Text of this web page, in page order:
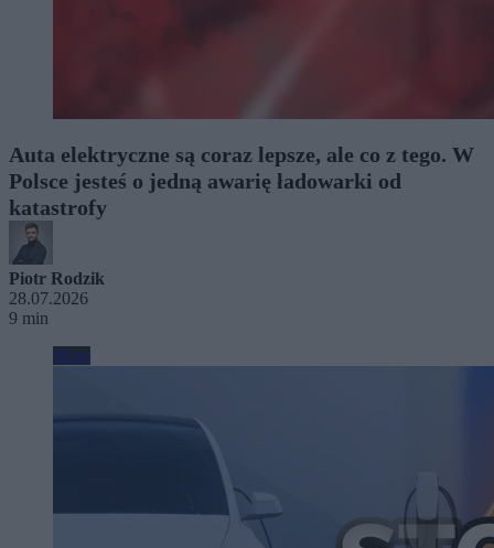
Auta elektryczne są coraz lepsze, ale co z tego. W
Polsce jesteś o jedną awarię ładowarki od
katastrofy
Piotr Rodzik
28.07.2026
9 min
Moto